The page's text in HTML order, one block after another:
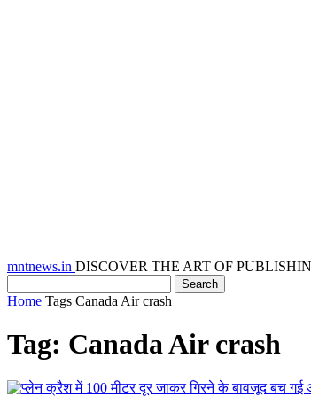
mntnews.in DISCOVER THE ART OF
Home Tags Canada Air crash
Tag: Canada Air crash